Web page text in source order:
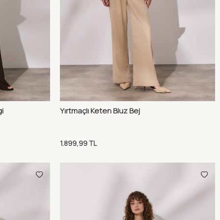
Sepete Ekle
Yırtmaçlı Keten Bluz Bej
1.899,99TL